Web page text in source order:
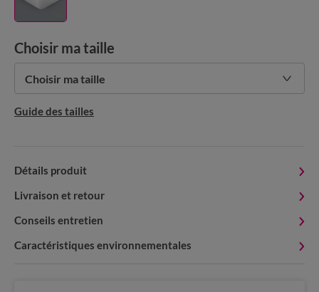
Choisir ma taille
Choisir ma taille
Guide des tailles
Détails produit
Livraison et retour
Conseils entretien
Caractéristiques environnementales